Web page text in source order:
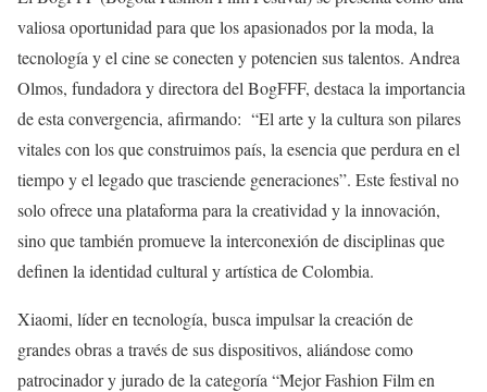
valiosa oportunidad para que los apasionados por la moda, la
tecnología y el cine se conecten y potencien sus talentos. Andrea
Olmos, fundadora y directora del BogFFF, destaca la importancia
de esta convergencia, afirmando: “El arte y la cultura son pilares
vitales con los que construimos país, la esencia que perdura en el
tiempo y el legado que trasciende generaciones”. Este festival no
solo ofrece una plataforma para la creatividad y la innovación,
sino que también promueve la interconexión de disciplinas que
definen la identidad cultural y artística de Colombia.
Xiaomi, líder en tecnología, busca impulsar la creación de
grandes obras a través de sus dispositivos, aliándose como
patrocinador y jurado de la categoría “Mejor Fashion Film en